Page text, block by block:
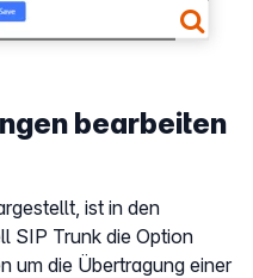
bearbeiten
ist in den
SIP Trunk die Option
um die Übertragung einer